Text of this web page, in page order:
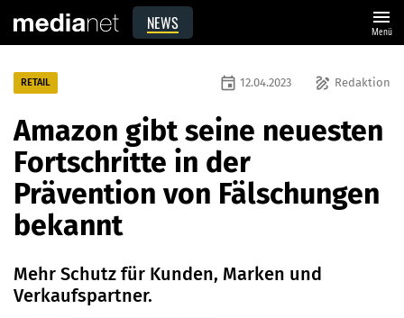
NEWS menu
Menü
RETAIL draw Redaktion
event 12.04.2023
Amazon gibt seine neuesten
Fortschritte in der
Prävention von Fälschungen
bekannt
Mehr Schutz für Kunden, Marken und
Verkaufspartner.